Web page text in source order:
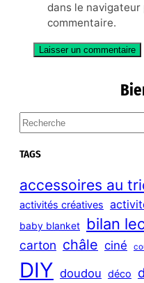
dans le navigateur
commentaire.
S
e
a
c
h
TAGS
accessoires au
activités créatives
baby blanket bilan
carton châle ciné
DIY doudou déco